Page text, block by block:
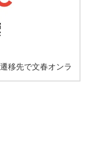
遷移先で文春オンラ